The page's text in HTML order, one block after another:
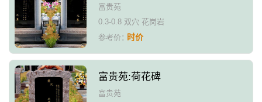
富贵苑
0.3-0.8 双穴 花岗岩
参考价：时价
富贵苑:荷花碑
富贵苑